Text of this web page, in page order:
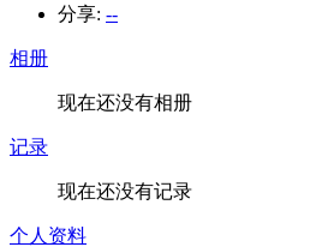
分享: --
相册
现在还没有相册
记录
现在还没有记录
个人资料